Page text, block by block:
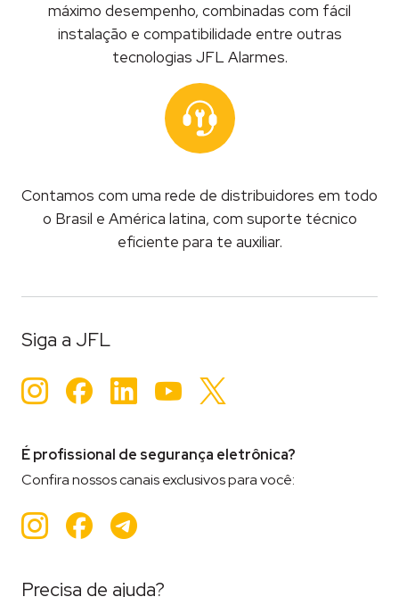
máximo desempenho, combinadas com fácil
instalação e compatibilidade entre outras
tecnologias JFL Alarmes.
Contamos com uma rede de distribuidores em todo
o Brasil e América latina, com suporte técnico
eficiente para te auxiliar.
Siga a JFL
Instagram
Facebook
LinkedInYouTube
É profissional de segurança eletrônica?
Confira nossos canais exclusivos para você:
Instagram
Facebook
Teleram
Precisa de ajuda?